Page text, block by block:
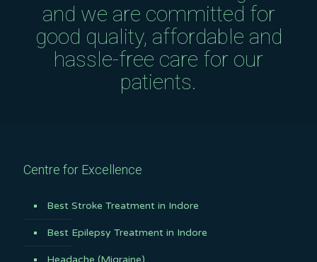
and we are committed for
good quality, affordable and
hassle-free care for our
patients.
Centre for Excellence
Best Stroke Treatment in Indore
Best Epilepsy Treatment in Indore
Headache (Migraine)